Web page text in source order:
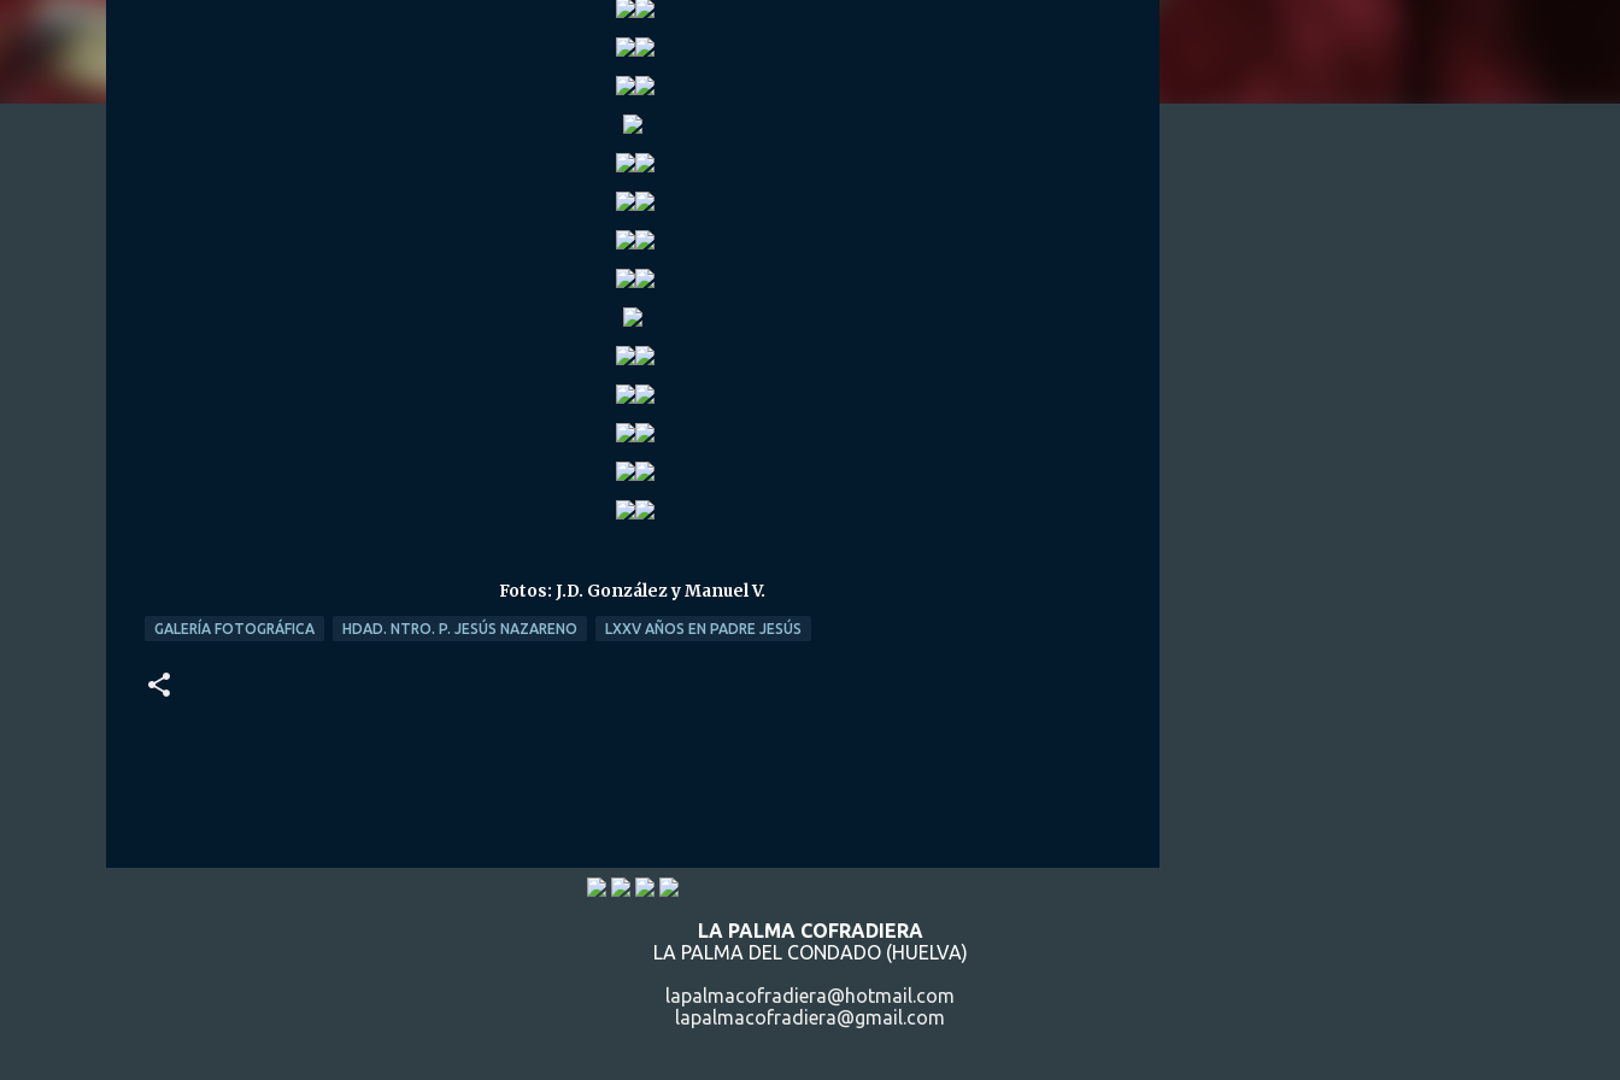
Fotos: J.D. González y Manuel V.
GALERÍA FOTOGRÁFICA HDAD. NTRO. P. JESÚS NAZARENO LXXV AÑOS EN PADRE JESÚS
LA PALMA COFRADIERA
LA PALMA DEL CONDADO (HUELVA)
lapalmacofradiera@hotmail.com
lapalmacofradiera@gmail.com